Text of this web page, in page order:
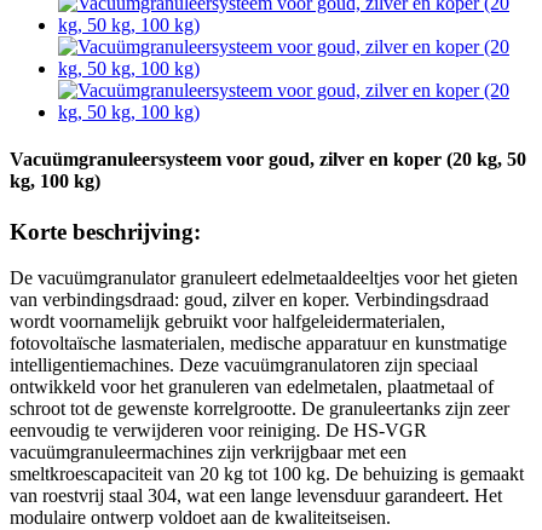
Vacuümgranuleersysteem voor goud, zilver en koper (20 kg, 50
kg, 100 kg)
Korte beschrijving:
De vacuümgranulator granuleert edelmetaaldeeltjes voor het gieten
van verbindingsdraad: goud, zilver en koper. Verbindingsdraad
wordt voornamelijk gebruikt voor halfgeleidermaterialen,
fotovoltaïsche lasmaterialen, medische apparatuur en kunstmatige
intelligentiemachines. Deze vacuümgranulatoren zijn speciaal
ontwikkeld voor het granuleren van edelmetalen, plaatmetaal of
schroot tot de gewenste korrelgrootte. De granuleertanks zijn zeer
eenvoudig te verwijderen voor reiniging. De HS-VGR
vacuümgranuleermachines zijn verkrijgbaar met een
smeltkroescapaciteit van 20 kg tot 100 kg. De behuizing is gemaakt
van roestvrij staal 304, wat een lange levensduur garandeert. Het
modulaire ontwerp voldoet aan de kwaliteitseisen.